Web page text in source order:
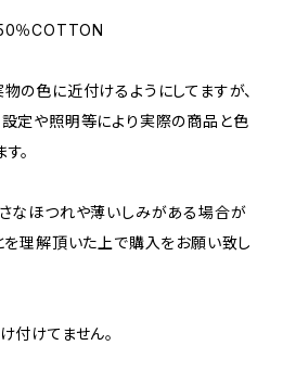
％COTTON
の色に近付けるようにしてますが、
定や照明等により実際の商品と色
。
なほつれや薄いしみがある場合が
を理解頂いた上で購入をお願い致し
付けてません。